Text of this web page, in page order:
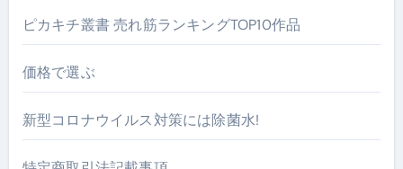
ピカキチ叢書 売れ筋ランキングTOP10作品
価格で選ぶ
新型コロナウイルス対策には除菌水!